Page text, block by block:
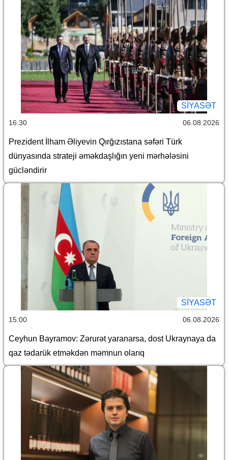
SİYASƏT
16:30 06.08.2026
Prezident İlham Əliyevin Qırğızıstana səfəri Türk
dünyasında strateji əməkdaşlığın yeni mərhələsini
gücləndirir
SİYASƏT
15:00 06.08.2026
Ceyhun Bayramov: Zərurət yaranarsa, dost Ukraynaya da
qaz tədarük etməkdən məmnun olarıq